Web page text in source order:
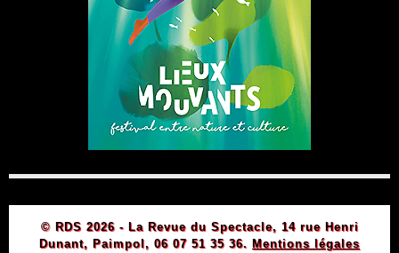
© RDS 2026 - La Revue du Spectacle, 14 rue Henri
Dunant, Paimpol, 06 07 51 35 36. Mentions légales